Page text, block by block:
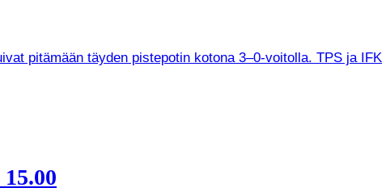
pitämään täyden pistepotin kotona 3–0-voitolla. TPS ja IFK